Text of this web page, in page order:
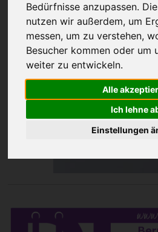
Bedürfnisse anzupassen.
nutzen wir außerdem, um
messen, um zu verstehen,
Besucher kommen oder um
weiter zu entwickeln.
Alle
Ich lehne
Einstellungen